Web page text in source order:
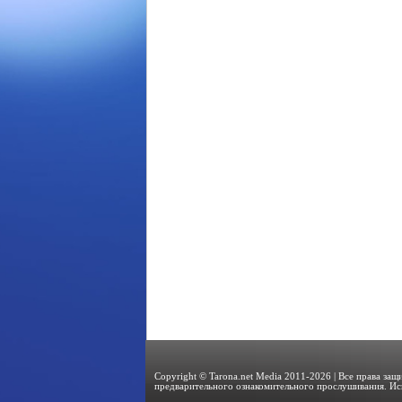
Copyright © Tarona.net Media 2011-2026 | Все права
предварительного ознакомительного прослушивания.